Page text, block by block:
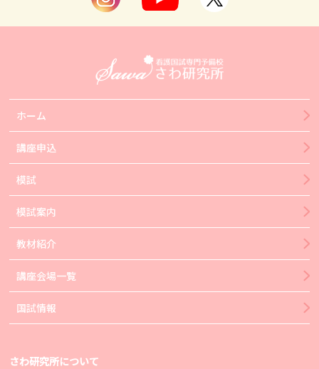
ホーム
講座申込
模試
模試案内
教材紹介
講座会場一覧
国試情報
さわ研究所について